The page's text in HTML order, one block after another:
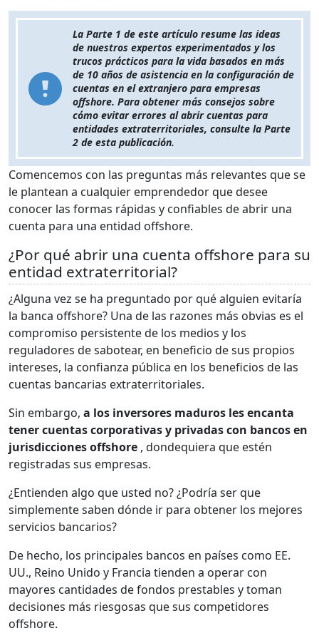
La Parte 1 de este artículo resume las ideas
de nuestros expertos experimentados y los
trucos prácticos para la vida basados en más
de 10 años de asistencia en la configuración de
cuentas en el extranjero para empresas
offshore. Para obtener más consejos sobre
cómo evitar errores al abrir cuentas para
entidades extraterritoriales, consulte la Parte
2 de esta publicación.
Comencemos con las preguntas más relevantes que se
le plantean a cualquier emprendedor que desee
conocer las formas rápidas y confiables de abrir una
cuenta para una entidad offshore.
¿Por qué abrir una cuenta offshore para su
entidad extraterritorial?
¿Alguna vez se ha preguntado por qué alguien evitaría
la banca offshore? Una de las razones más obvias es el
compromiso persistente de los medios y los
reguladores de sabotear, en beneficio de sus propios
intereses, la confianza pública en los beneficios de las
cuentas bancarias extraterritoriales.
Sin embargo, a los inversores maduros les encanta
tener cuentas corporativas y privadas con bancos en
jurisdicciones offshore , dondequiera que estén
registradas sus empresas.
¿Entienden algo que usted no? ¿Podría ser que
simplemente saben dónde ir para obtener los mejores
servicios bancarios?
De hecho, los principales bancos en países como EE.
UU., Reino Unido y Francia tienden a operar con
mayores cantidades de fondos prestables y toman
decisiones más riesgosas que sus competidores
offshore.